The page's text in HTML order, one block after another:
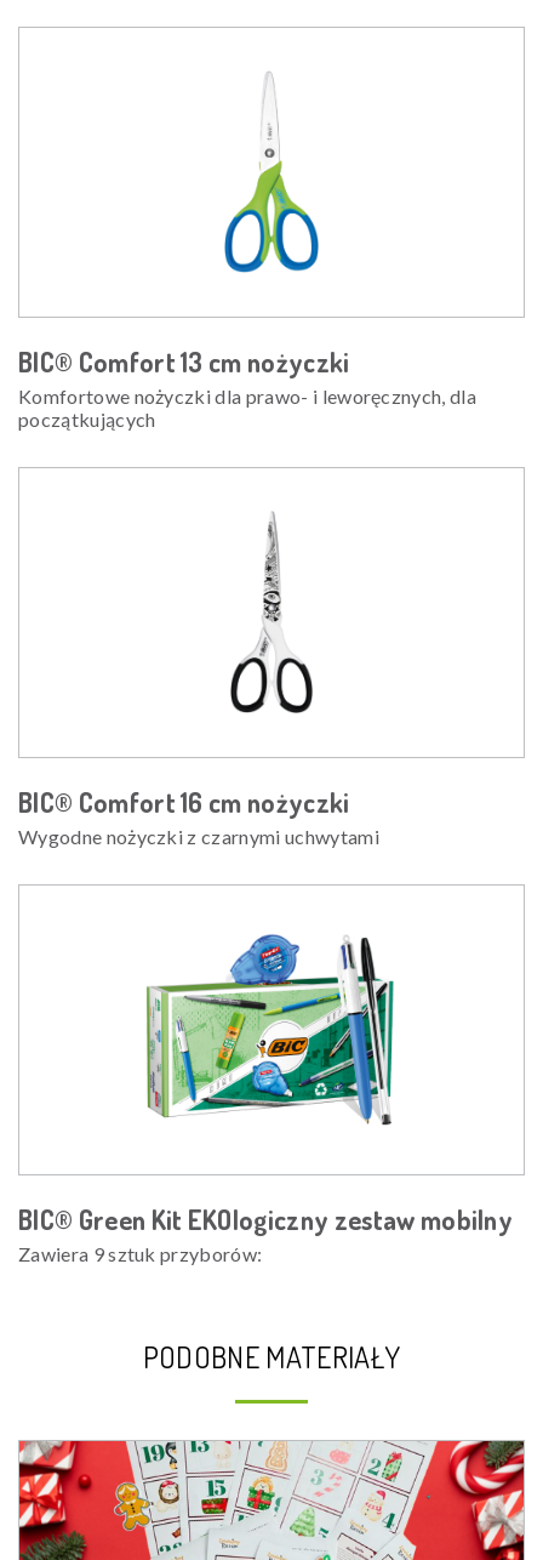
BIC® Comfort 13 cm nożyczki
Komfortowe nożyczki dla prawo- i leworęcznych, dla
początkujących
BIC® Comfort 16 cm nożyczki
Wygodne nożyczki z czarnymi uchwytami
BIC® Green Kit EKOlogiczny zestaw mobilny
Zawiera 9 sztuk przyborów:
PODOBNE MATERIAŁY